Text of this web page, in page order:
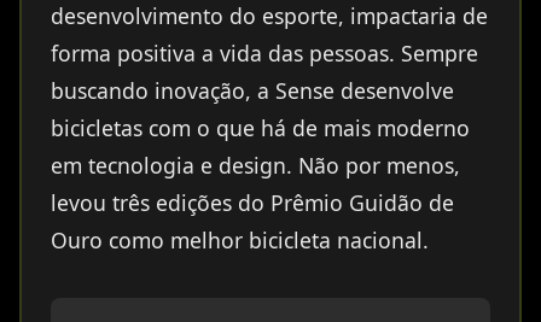
desenvolvimento do esporte, impactaria de
forma positiva a vida das pessoas. Sempre
buscando inovação, a Sense desenvolve
bicicletas com o que há de mais moderno
em tecnologia e design. Não por menos,
levou três edições do Prêmio Guidão de
Ouro como melhor bicicleta nacional.